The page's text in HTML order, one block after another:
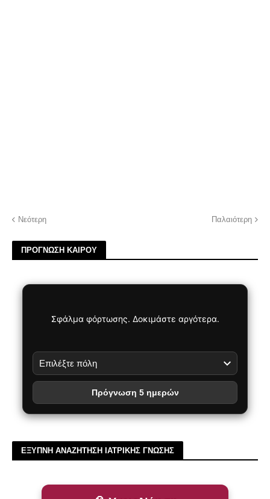
Νεότερη Παλαιότερη
ΠΡΟΓΝΩΣΗ ΚΑΙΡΟΥ
Σφάλμα φόρτωσης. Δοκιμάστε αργότερα.
Πρόγνωση 5 ημερών
ΕΞΥΠΝΗ ΑΝΑΖΗΤΗΣΗ ΙΑΤΡΙΚΗΣ ΓΝΩΣΗΣ